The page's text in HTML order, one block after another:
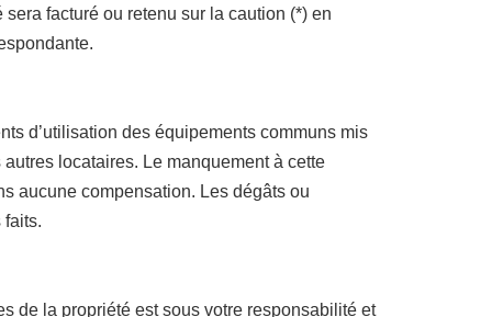
facturé ou retenu sur la caution (*) en
d’utilisation des équipements communs mis
locataires. Le manquement à cette
aucune compensation. Les dégâts ou
faits.
de la propriété est sous votre responsabilité et